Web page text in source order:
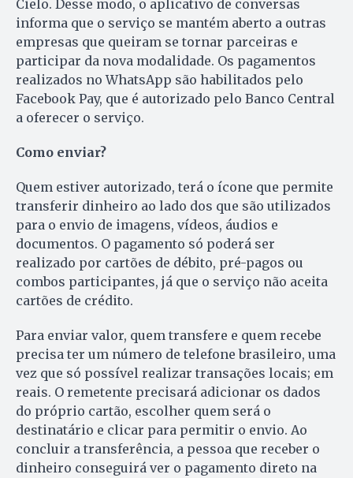
Cielo. Desse modo, o aplicativo de conversas
informa que o serviço se mantém aberto a outras
empresas que queiram se tornar parceiras e
participar da nova modalidade. Os pagamentos
realizados no WhatsApp são habilitados pelo
Facebook Pay, que é autorizado pelo Banco Central
a oferecer o serviço.
Como enviar?
Quem estiver autorizado, terá o ícone que permite
transferir dinheiro ao lado dos que são utilizados
para o envio de imagens, vídeos, áudios e
documentos. O pagamento só poderá ser
realizado por cartões de débito, pré-pagos ou
combos participantes, já que o serviço não aceita
cartões de crédito.
Para enviar valor, quem transfere e quem recebe
precisa ter um número de telefone brasileiro, uma
vez que só possível realizar transações locais; em
reais. O remetente precisará adicionar os dados
do próprio cartão, escolher quem será o
destinatário e clicar para permitir o envio. Ao
concluir a transferência, a pessoa que receber o
dinheiro conseguirá ver o pagamento direto na